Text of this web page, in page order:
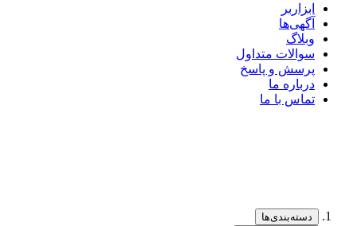
ابزاربر
آگهی‌ها
وبلاگ
سوالات متداول
پرسش و پاسخ
درباره ما
تماس با ما
دسته‌بندی‌ها